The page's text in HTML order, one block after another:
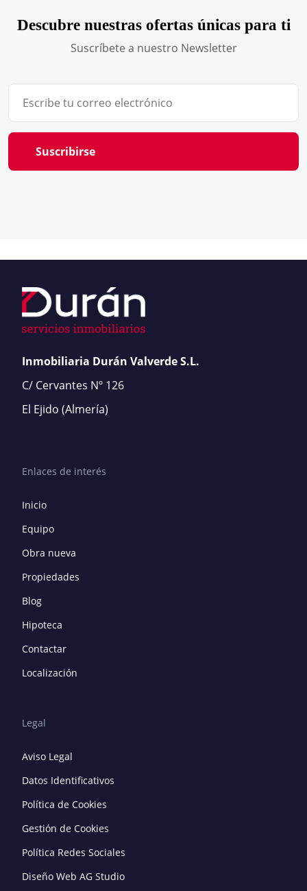
Descubre nuestras ofertas únicas para ti
Suscríbete a nuestro Newsletter
Suscribirse
Inmobiliaria Durán Valverde S.L.
C/ Cervantes Nº 126
El Ejido (Almería)
Enlaces de interés
Inicio
Equipo
Obra nueva
Propiedades
Blog
Hipoteca
Contactar
Localización
Legal
Aviso Legal
Datos Identificativos
Política de Cookies
Gestión de Cookies
Política Redes Sociales
Diseño Web AG Studio